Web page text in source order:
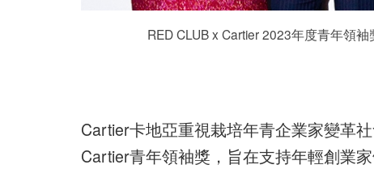
RED CLUB x Cartier 2023年度青年領
Cartier卡地亞重視栽培年青企業家變革
Cartier青年領袖獎，旨在支持年輕創業